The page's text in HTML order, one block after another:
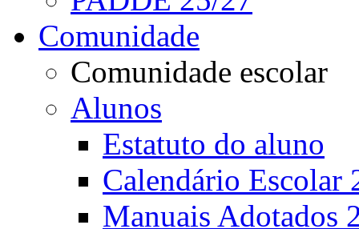
Comunidade
Comunidade escolar
Alunos
Estatuto do aluno
Calendário Escolar
Manuais Adotados